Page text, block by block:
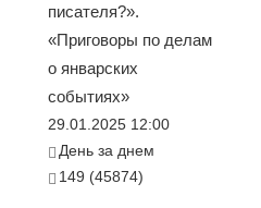
писателя?».
«Приговоры по делам
о январских
событиях»
29.01.2025 12:00
День за днем
149 (45874)